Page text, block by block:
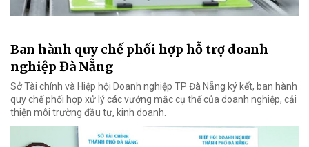
Ban hành quy chế phối hợp hỗ trợ doanh
nghiệp Đà Nẵng
Sở Tài chính và Hiệp hội Doanh nghiệp TP Đà Nẵng ký kết, ban hành
quy chế phối hợp xử lý các vướng mắc cụ thể của doanh nghiệp, cải
thiện môi trường đầu tư, kinh doanh.